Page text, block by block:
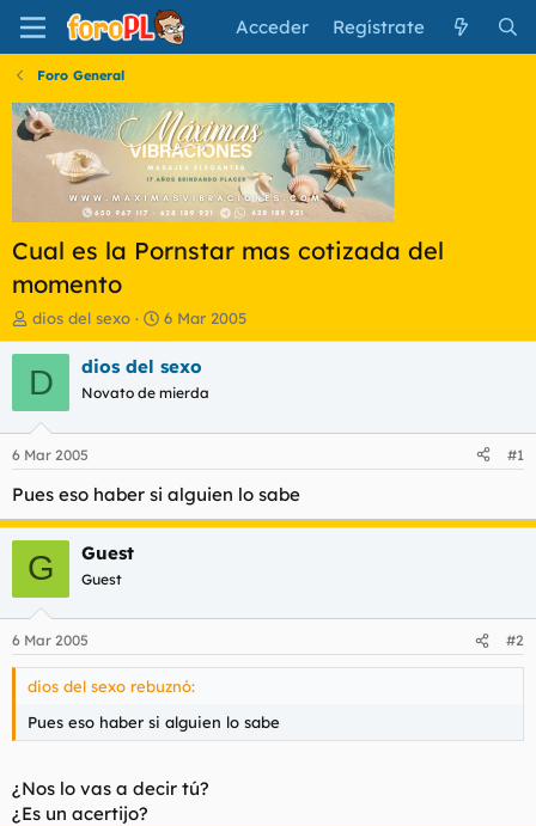
Acceder Regístrate
Foro General
Cual es la Pornstar mas cotizada del
momento
I
n
i
a
d
o
r
e
l
t
e
m
a
dios del sexo
F
e
c
a
i
n
c
6 Mar 2005
D dios del sexo
Novato de mierda
6 Mar 2005 #1
Pues eso haber si alguien lo sabe
G Guest
Guest
6 Mar 2005 #2
dios del sexo rebuznó:
Pues eso haber si alguien lo sabe
¿Nos lo vas a decir tú?
¿Es un acertijo?